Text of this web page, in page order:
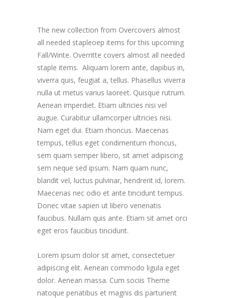
The new collection from Overcovers almost
all needed stapleoep items for this upcoming
Fall/Winte. Overritte covers almost all needed
staple items. Aliquam lorem ante, dapibus in,
viverra quis, feugiat a, tellus. Phasellus viverra
nulla ut metus varius laoreet. Quisque rutrum.
Aenean imperdiet. Etiam ultricies nisi vel
augue. Curabitur ullamcorper ultricies nisi.
Nam eget dui. Etiam rhoncus. Maecenas
tempus, tellus eget condimentum rhoncus,
sem quam semper libero, sit amet adipiscing
sem neque sed ipsum. Nam quam nunc,
blandit vel, luctus pulvinar, hendrerit id, lorem.
Maecenas nec odio et ante tincidunt tempus.
Donec vitae sapien ut libero venenatis
faucibus. Nullam quis ante. Etiam sit amet orci
eget eros faucibus tincidunt.
Lorem ipsum dolor sit amet, consectetuer
adipiscing elit. Aenean commodo ligula eget
dolor. Aenean massa. Cum sociis Theme
natoque penatibus et magnis dis parturient